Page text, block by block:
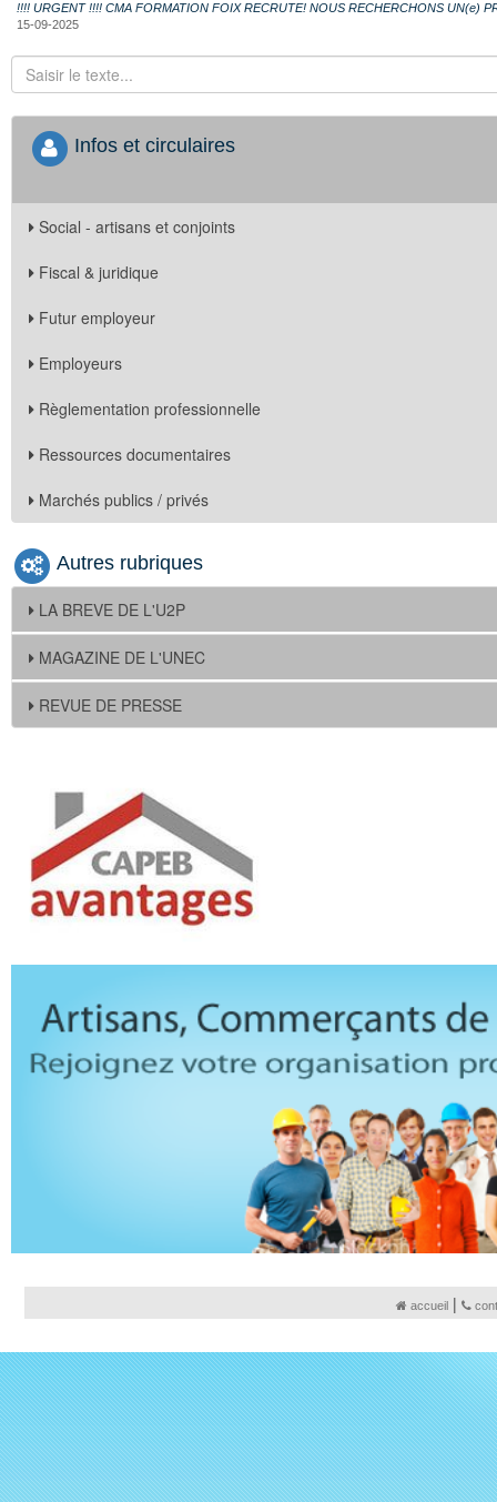
!!!! URGENT !!!! CMA FORMATION FOIX RECRUTE! NOUS RECHERCHONS UN(e)
15-09-2025
Infos et circulaires
Social - artisans et conjoints
Fiscal & juridique
Futur employeur
Employeurs
Règlementation professionnelle
Ressources documentaires
Marchés publics / privés
Autres rubriques
LA BREVE DE L'U2P
MAGAZINE DE L'UNEC
REVUE DE PRESSE
accueil|